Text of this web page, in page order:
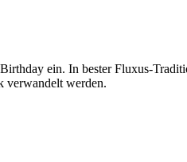
ein. In bester Fluxus-
verwandelt werden.